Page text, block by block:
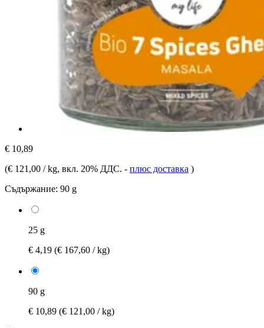
€ 10,89
(€ 121,00 / kg, вкл. 20% ДДС. - плюс доставка )
Съдържание: 90 g
25 g
€ 4,19 (€ 167,60 / kg)
90 g
€ 10,89 (€ 121,00 / kg)